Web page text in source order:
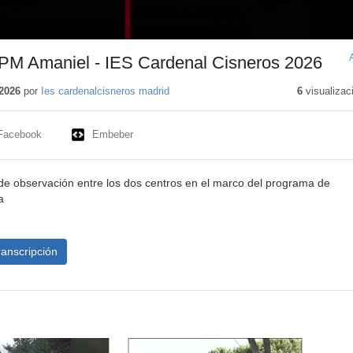
Amaniel - IES Cardenal Cisneros 2026
por Ies cardenalcisneros madrid 6
Embeber
observación entre los dos centros en el marco del programa de